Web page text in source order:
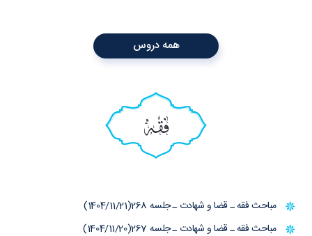
همه دروس
فقه
مباحث فقه ـ قضا و شهادت ـ جلسه 268(1404/11/21)
مباحث فقه ـ قضا و شهادت ـ جلسه 267(1404/11/20)